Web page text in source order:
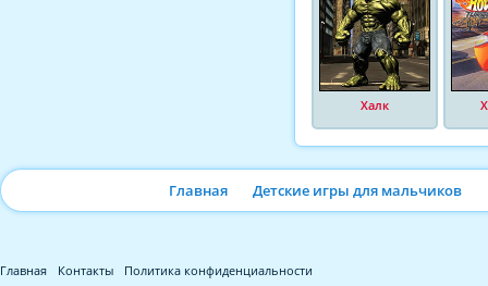
Халк
Главная Детские игры для мальчиков
Главная Контакты
Политика конфиденциальности